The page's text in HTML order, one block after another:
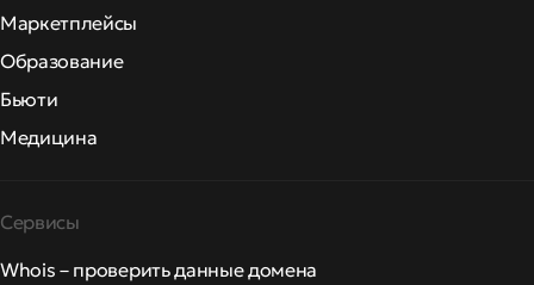
Маркетплейсы
Образование
Бьюти
Медицина
Сервисы
Whois – проверить данные домена